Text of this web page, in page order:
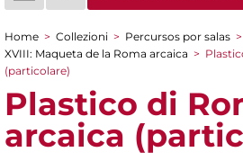
You are here
Home > Collezioni > Percursos por salas >
XVIII: Maqueta de la Roma arcaica >
(particolare)
Plastico di
arcaica